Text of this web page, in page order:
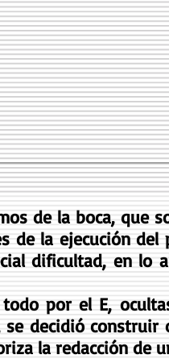
de la boca, que
de la ejecución del
dificultad, en lo
por el E,
se decidió construir
la redacción de